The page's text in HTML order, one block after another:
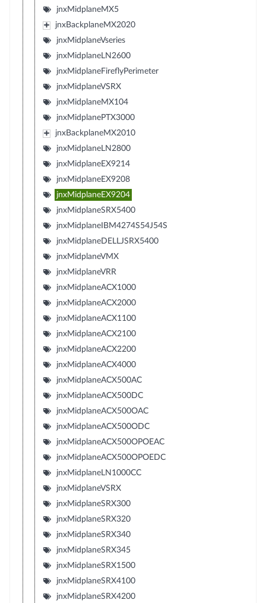
jnxMidplaneMX5
jnxBackplaneMX2020
jnxMidplaneVseries
jnxMidplaneLN2600
jnxMidplaneFireflyPerimeter
jnxMidplaneVSRX
jnxMidplaneMX104
jnxMidplanePTX3000
jnxBackplaneMX2010
jnxMidplaneLN2800
jnxMidplaneEX9214
jnxMidplaneEX9208
jnxMidplaneEX9204
jnxMidplaneSRX5400
jnxMidplaneIBM4274S54J54S
jnxMidplaneDELLJSRX5400
jnxMidplaneVMX
jnxMidplaneVRR
jnxMidplaneACX1000
jnxMidplaneACX2000
jnxMidplaneACX1100
jnxMidplaneACX2100
jnxMidplaneACX2200
jnxMidplaneACX4000
jnxMidplaneACX500AC
jnxMidplaneACX500DC
jnxMidplaneACX500OAC
jnxMidplaneACX500ODC
jnxMidplaneACX500OPOEAC
jnxMidplaneACX500OPOEDC
jnxMidplaneLN1000CC
jnxMidplaneVSRX
jnxMidplaneSRX300
jnxMidplaneSRX320
jnxMidplaneSRX340
jnxMidplaneSRX345
jnxMidplaneSRX1500
jnxMidplaneSRX4100
jnxMidplaneSRX4200